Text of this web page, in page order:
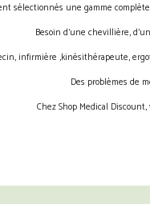
sélectionnés une gamme
Besoin d’une chevillière,
infirmière ,kinésithérapeute,
Des problèmes de
Chez Shop Medical